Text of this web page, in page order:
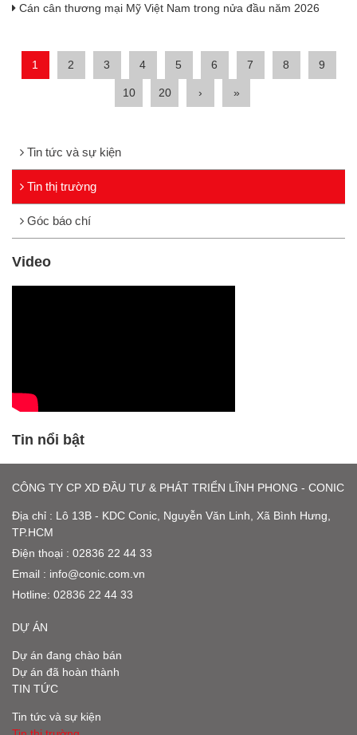
Cán cân thương mại Mỹ Việt Nam trong nửa đầu năm 2026
1 2 3 4 5 6 7 8 9
10 20 › »
Tin tức và sự kiện
Tin thị trường
Góc báo chí
Video
Tin nổi bật
CÔNG TY CP XD ĐẦU TƯ & PHÁT TRIỂN LĨNH PHONG - CONIC
Địa chỉ : Lô 13B - KDC Conic, Nguyễn Văn Linh, Xã Bình Hưng,
TP.HCM
Điện thoại : 02836 22 44 33
Email : info@conic.com.vn
Hotline: 02836 22 44 33
DỰ ÁN
Dự án đang chào bán
Dự án đã hoàn thành
TIN TỨC
Tin tức và sự kiện